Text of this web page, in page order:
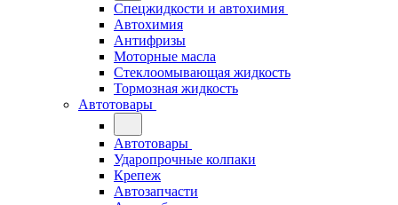
Спецжидкости и автохимия
Автохимия
Антифризы
Моторные масла
Стеклоомывающая жидкость
Тормозная жидкость
Автотовары
Автотовары
Ударопрочные колпаки
Крепеж
Автозапчасти